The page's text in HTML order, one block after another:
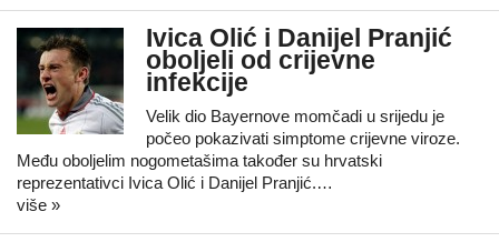
Ivica Olić i Danijel Pranjić
oboljeli od crijevne
infekcije
Velik dio Bayernove momčadi u srijedu je
počeo pokazivati simptome crijevne viroze.
Među oboljelim nogometašima također su hrvatski
reprezentativci Ivica Olić i Danijel Pranjić.…
više »